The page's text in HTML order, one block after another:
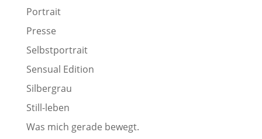
Portrait
Presse
Selbstportrait
Sensual Edition
Silbergrau
Still-leben
Was mich gerade bewegt.